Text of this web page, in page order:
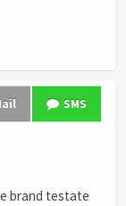
SMS
brand testate